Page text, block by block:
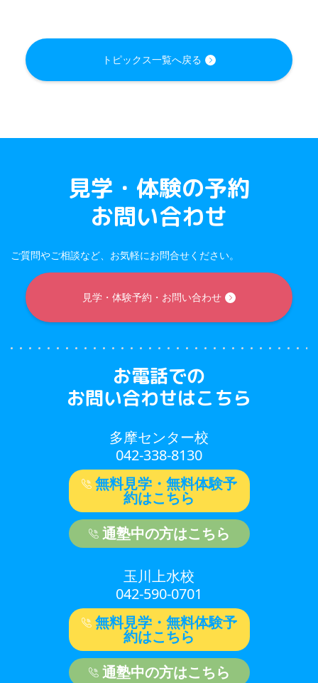
トピックス一覧へ戻る
見学・体験の予約
お問い合わせ
ご質問やご相談など、お気軽にお問合せください。
見学・体験予約・お問い合わせ
お電話での
お問い合わせはこちら
多摩センター校
042-338-8130
無料見学・無料体験予
約はこちら
通塾中の方はこちら
玉川上水校
042-590-0701
無料見学・無料体験予
約はこちら
通塾中の方はこちら